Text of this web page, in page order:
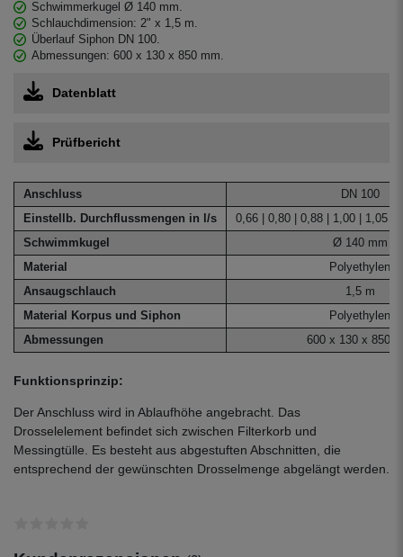
Schwimmerkugel Ø 140 mm.
Schlauchdimension: 2" x 1,5 m.
Überlauf Siphon DN 100.
Abmessungen: 600 x 130 x 850 mm.
Datenblatt
Prüfbericht
Anschluss
DN 100
Einstellb. Durchflussmengen in l/s
0,66 | 0,80 | 0,88 | 1,00 | 1,05 |
Schwimmkugel
Ø 140 mm
Material
Polyethylen
Ansaugschlauch
1,5 m
Material Korpus und Siphon
Polyethylen
Abmessungen
600 x 130 x 850
Funktionsprinzip:
Der Anschluss wird in Ablaufhöhe angebracht. Das
Drosselelement befindet sich zwischen Filterkorb und
Messingtülle. Es besteht aus abgestuften Abschnitten, die
entsprechend der gewünschten Drosselmenge abgelängt werden.